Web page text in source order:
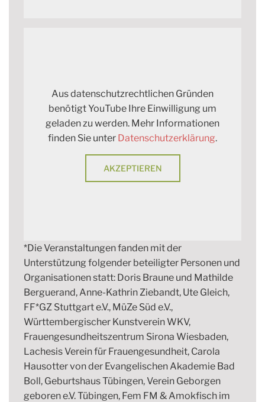
Aus datenschutzrechtlichen Gründen
benötigt YouTube Ihre Einwilligung um
geladen zu werden. Mehr Informationen
finden Sie unter Datenschutzerklärung.
AKZEPTIEREN
*Die Veranstaltungen fanden mit der
Unterstützung folgender beteiligter Personen und
Organisationen statt: Doris Braune und Mathilde
Berguerand, Anne-Kathrin Ziebandt, Ute Gleich,
FF*GZ Stuttgart e.V., MüZe Süd e.V.,
Württembergischer Kunstverein WKV,
Frauengesundheitszentrum Sirona Wiesbaden,
Lachesis Verein für Frauengesundheit, Carola
Hausotter von der Evangelischen Akademie Bad
Boll, Geburtshaus Tübingen, Verein Geborgen
geboren e.V. Tübingen, Fem FM & Amokfisch im